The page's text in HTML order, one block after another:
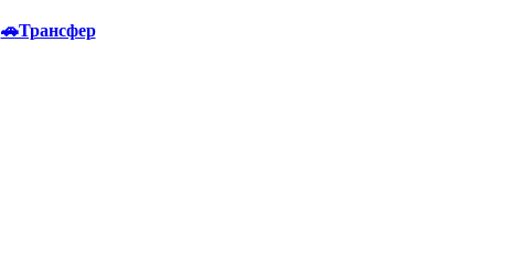
🚗Трансфер